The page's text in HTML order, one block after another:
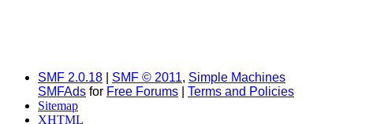
SMF 2.0.18 SMF © 2011, Simple Machines
SMFAds for Free Forums
Terms and Policies
Sitemap
XHTML